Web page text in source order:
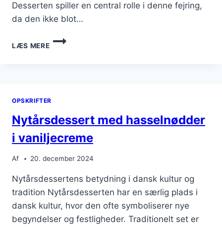
Desserten spiller en central rolle i denne fejring,
da den ikke blot…
LÆS MERE
NYTÅRSDESSERT
OPSKRIFT
OPSKRIFTER
Nytårsdessert med hasselnødder
i vaniljecreme
Af 20. december 2024
Nytårsdessertens betydning i dansk kultur og
tradition Nytårsdesserten har en særlig plads i
dansk kultur, hvor den ofte symboliserer nye
begyndelser og festligheder. Traditionelt set er